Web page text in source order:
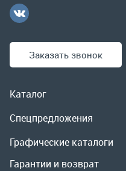
Спецпредложения
Гарантии и возврат